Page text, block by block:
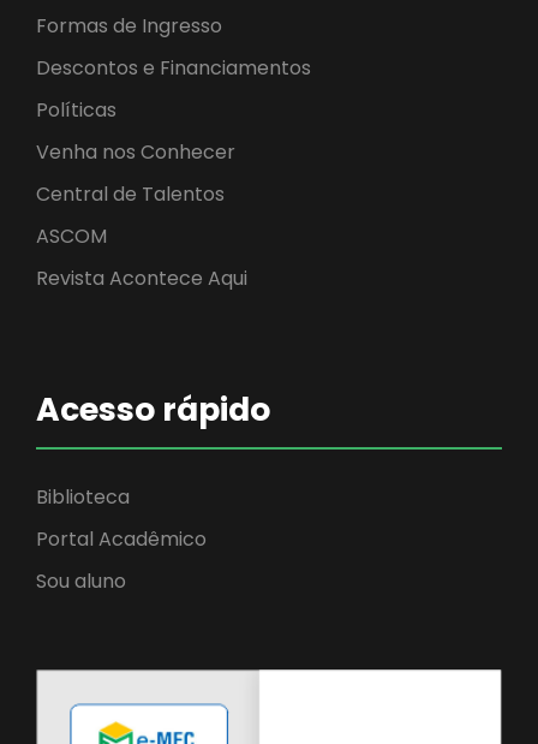
Formas de Ingresso
Descontos e Financiamentos
Políticas
Venha nos Conhecer
Central de Talentos
ASCOM
Revista Acontece Aqui
Acesso rápido
Biblioteca
Portal Acadêmico
Sou aluno